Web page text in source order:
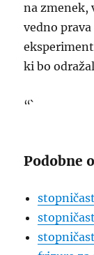
na zmenek,
vedno
ki bo
“`
Podobne